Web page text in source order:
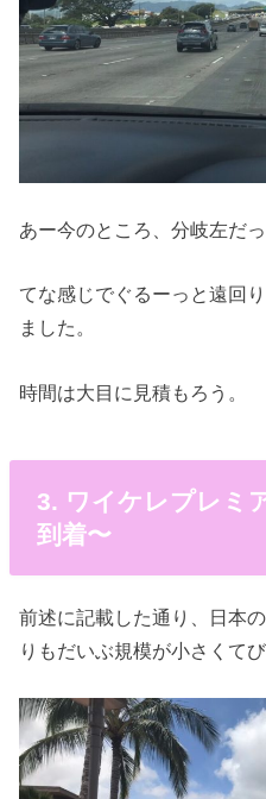
あー今のところ、分岐左だっ
てな感じでぐるーっと遠回
ました。
時間は大目に見積もろう。
3. ワイケレプレミ
到着〜
前述に記載した通り、日本
りもだいぶ規模が小さくてび